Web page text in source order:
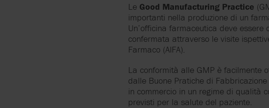
Le Good Manufacturing Practice
importanti nella produzione di un
Un’officina farmaceutica deve
confermata attraverso le visite
Farmaco (AIFA).
La conformità alle GMP è facilmente
dalle Buone Pratiche di
in commercio in un regime di qualità
previsti per la salute del paziente.